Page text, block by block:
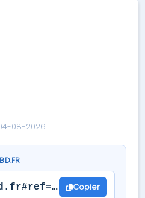
08-2026
Copier